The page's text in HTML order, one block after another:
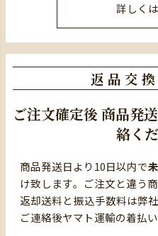
詳しく
返品交
ご注文確定後商品発
絡く
商品発送日より10日以内で
け致します。ご注文と違う
返却送料と振込手数料は弊
ご連絡後ヤマト運輸の着払